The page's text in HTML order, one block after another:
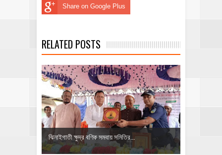
Share on Google Plus
RELATED POSTS
ঝিনাইগাতী ক্ষুদ্র বণিক সমবায় সমিতির...